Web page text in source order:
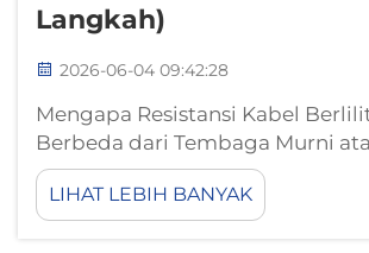
Langkah)
2026-06-04 09:42:28
Mengapa Resistansi Kabel
Berbeda dari Tembaga Murni
Aluminium Murni. Kabel berlilit
menggabungkan inti aluminium
tinggi dengan lapisan tipis
LIHAT LEBIH BANYAK